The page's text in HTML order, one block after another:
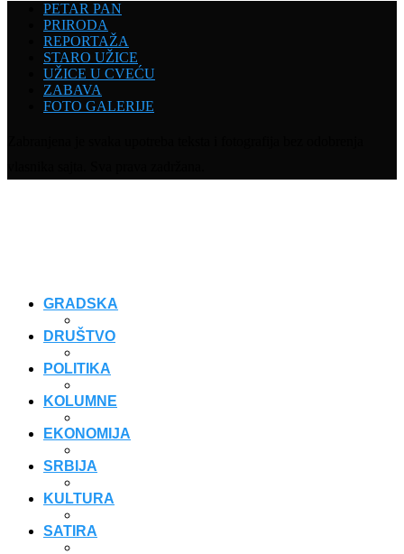
PETAR PAN
PRIRODA
REPORTAŽA
STARO UŽICE
UŽICE U CVEĆU
ZABAVA
FOTO GALERIJE
GRADSKA
DRUŠTVO
POLITIKA
KOLUMNE
EKONOMIJA
SRBIJA
KULTURA
SATIRA